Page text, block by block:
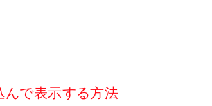
で表示する方法